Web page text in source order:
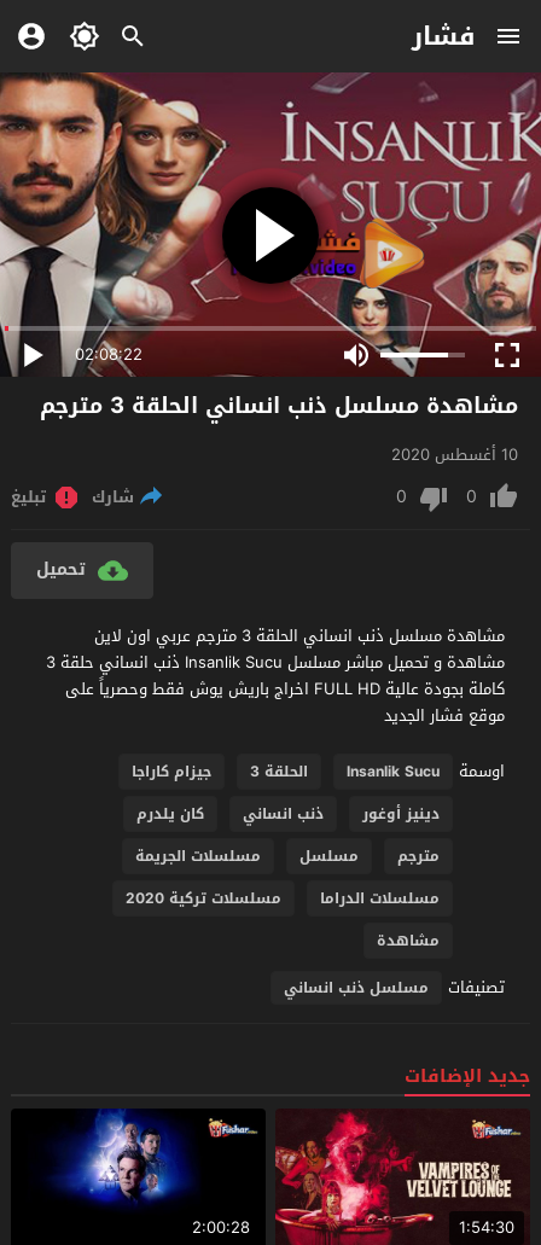
فشار
02:08:22
مشاهدة مسلسل ذنب انساني الحلقة 3 مترجم
10 أغسطس 2020
0
0 شارك تبليغ
تحميل
مشاهدة مسلسل ذنب انساني الحلقة 3 مترجم عربي اون لاين
مشاهدة و تحميل مباشر مسلسل Insanlik Sucu ذنب انساني حلقة 3
كاملة بجودة عالية FULL HD اخراج باريش يوش فقط وحصرياً على
موقع فشار الجديد
اوسمة
Insanlik Sucu الحلقة 3
جيزام كاراجا
دينيز أوغور
ذنب انساني
كان يلدرم
مترجم
مسلسل
مسلسلات الجريمة
مسلسلات الدراما
مسلسلات تركية 2020
مشاهدة
تصنيفات مسلسل ذنب انساني
جديد الإضافات
1:54:30
2:00:28